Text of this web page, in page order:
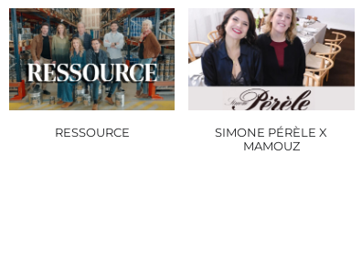
RESSOURCE
SIMONE PÉRÈLE X
MAMOUZ